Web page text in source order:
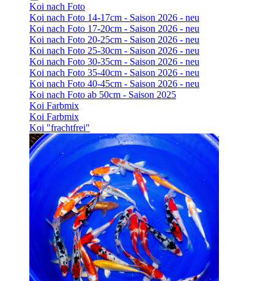
Koi nach Foto
Koi nach Foto 14-17cm - Saison 2026 - neu
Koi nach Foto 17-20cm - Saison 2026 - neu
Koi nach Foto 20-25cm - Saison 2026 - neu
Koi nach Foto 25-30cm - Saison 2026 - neu
Koi nach Foto 30-35cm - Saison 2026 - neu
Koi nach Foto 35-40cm - Saison 2026 - neu
Koi nach Foto 40-45cm - Saison 2026 - neu
Koi nach Foto ab 50cm - Saison 2025
Koi Farbmix
Koi Farbmix
Koi "frachtfrei"